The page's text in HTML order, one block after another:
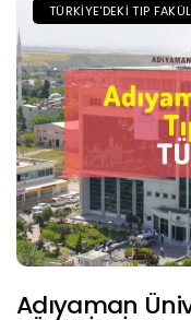
TÜRKIYE'DEKI TIP
Adıyaman